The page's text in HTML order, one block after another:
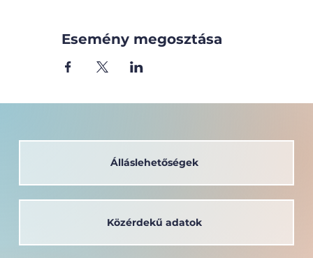
Esemény megosztása
Álláslehetőségek
Közérdekű adatok